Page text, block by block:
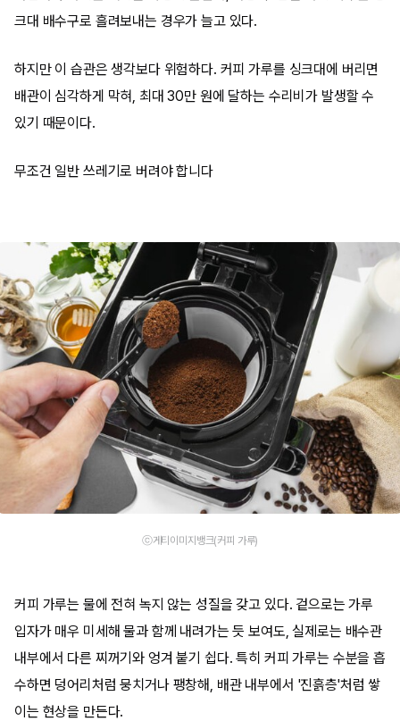
크대 배수구로 흘려보내는 경우가 늘고 있다.
하지만 이 습관은 생각보다 위험하다. 커피 가루를 싱크대에 버리면
배관이 심각하게 막혀, 최대 30만 원에 달하는 수리비가 발생할 수
있기 때문이다.
무조건 일반 쓰레기로 버려야 합니다
ⓒ게티이미지뱅크(커피 가루)
커피 가루는 물에 전혀 녹지 않는 성질을 갖고 있다. 겉으로는 가루
입자가 매우 미세해 물과 함께 내려가는 듯 보여도, 실제로는 배수관
내부에서 다른 찌꺼기와 엉겨 붙기 쉽다. 특히 커피 가루는 수분을 흡
수하면 덩어리처럼 뭉치거나 팽창해, 배관 내부에서 '진흙층'처럼 쌓
이는 현상을 만든다.